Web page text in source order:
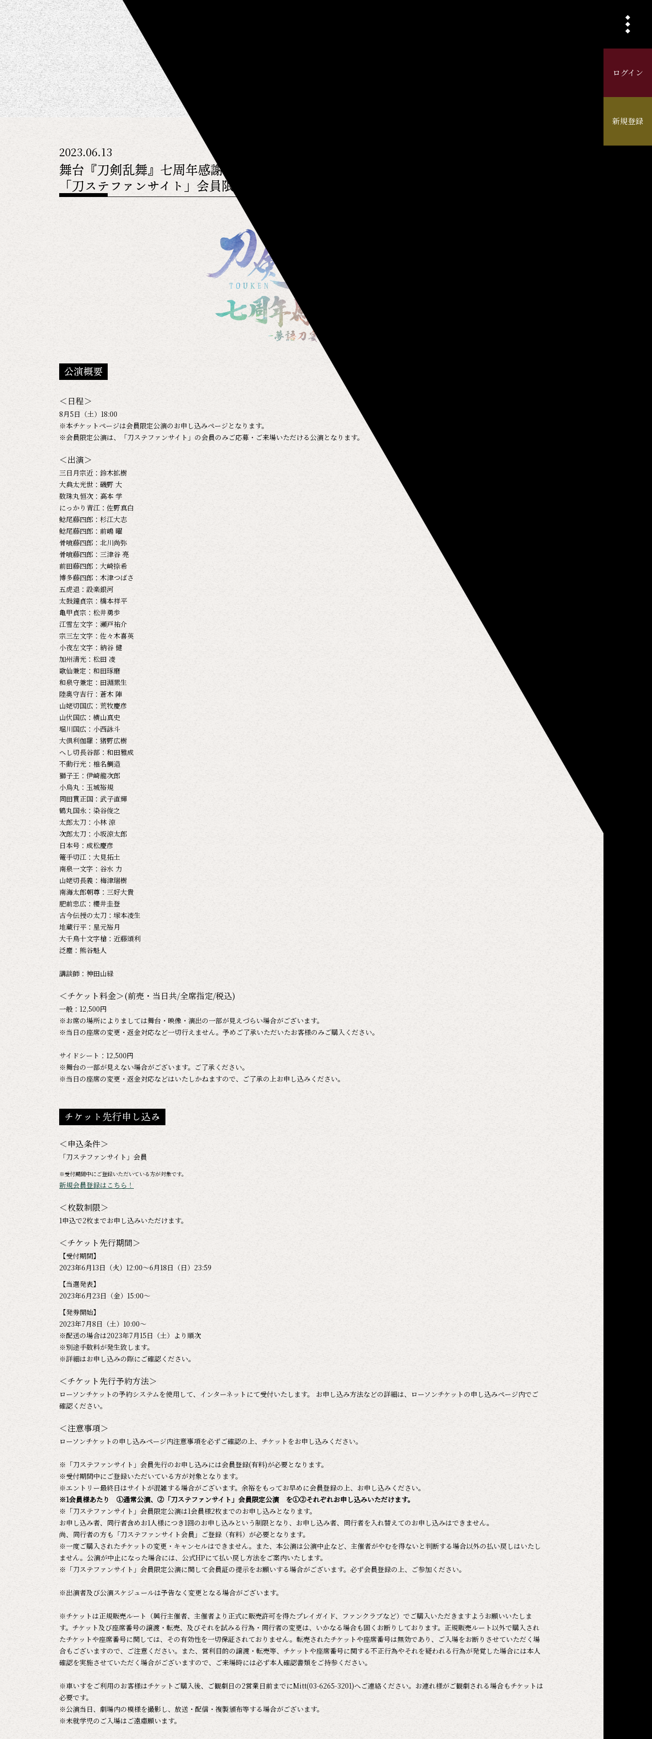
ログイン
新規登録
2023.06.13
舞台『刀剣乱舞』七周年感謝祭 -夢語刀宴會-
「刀ステファンサイト」会員限定公演2次
公演概要
＜日程＞
8月5日（土）18:00
※本チケットページは会員限定公演のお申し込みページとなります。
※会員限定公演は、「刀ステファンサイト」の会員のみご応募・ご来場いただける公演となります。
＜出演＞
三日月宗近：鈴木拡樹
大典太光世：磯野 大
数珠丸恒次：高本 学
にっかり青江：佐野真白
鯰尾藤四郎：杉江大志
鯰尾藤四郎：前嶋 曜
骨喰藤四郎：北川尚弥
骨喰藤四郎：三津谷 亮
前田藤四郎：大崎捺希
博多藤四郎：木津つばさ
五虎退：設楽銀河
太鼓鐘貞宗：橋本祥平
亀甲貞宗：松井勇歩
江雪左文字：瀬戸祐介
宗三左文字：佐々木喜英
小夜左文字：納谷 健
加州清光：松田 凌
歌仙兼定：和田琢磨
和泉守兼定：田淵累生
陸奥守吉行：蒼木 陣
山姥切国広：荒牧慶彦
山伏国広：横山真史
堀川国広：小西詠斗
大倶利伽羅：猪野広樹
へし切長谷部：和田雅成
不動行光：椎名鯛造
獅子王：伊崎龍次郎
小烏丸：玉城裕規
同田貫正国：武子直輝
鶴丸国永：染谷俊之
太郎太刀：小林 涼
次郎太刀：小坂涼太郎
日本号：成松慶彦
篭手切江：大見拓土
南泉一文字：谷水 力
山姥切長義：梅津瑞樹
南海太郎朝尊：三好大貴
肥前忠広：櫻井圭登
古今伝授の太刀：塚本凌生
地蔵行平：星元裕月
大千鳥十文字槍：近藤頌利
泛塵：熊谷魁人
講談師：神田山緑
＜チケット料金＞(前売・当日共/全席指定/税込)
一般：12,500円
※お席の場所によりましては舞台・映像・演出の一部が見えづらい場合がございます。
※当日の座席の変更・返金対応など一切行えません。予めご了承いただいたお客様のみご購入ください。
サイドシート：12,500円
※舞台の一部が見えない場合がございます。ご了承ください。
※当日の座席の変更・返金対応などはいたしかねますので、ご了承の上お申し込みください。
チケット先行申し込み
＜申込条件＞
「刀ステファンサイト」会員
※受付期間中にご登録いただいている方が対象です。
新規会員登録はこちら！
＜枚数制限＞
1申込で2枚までお申し込みいただけます。
＜チケット先行期間＞
【受付期間】
2023年6月13日（火）12:00～6月18日（日）23:59
【当選発表】
2023年6月23日（金）15:00～
【発券開始】
2023年7月8日（土）10:00～
※配送の場合は2023年7月15日（土）より順次
※別途手数料が発生致します。
※詳細はお申し込みの際にご確認ください。
＜チケット先行予約方法＞
ローソンチケットの予約システムを使用して、インターネットにて受付いたします。 お申し込み方法などの詳細は、ローソンチケットの申し込みページ内でご
確認ください。
＜注意事項＞
ローソンチケットの申し込みページ内注意事項を必ずご確認の上、チケットをお申し込みください。
※「刀ステファンサイト」会員先行のお申し込みには会員登録(有料)が必要となります。
※受付期間中にご登録いただいている方が対象となります。
※エントリー最終日はサイトが混雑する場合がございます。余裕をもってお早めに会員登録の上、お申し込みください。
※1会員様あたり ①通常公演、②「刀ステファンサイト」会員限定公演 を①②それぞれお申し込みいただけます。
※「刀ステファンサイト」会員限定公演は1会員様2枚までのお申し込みとなります。
お申し込み者、同行者含めお1人様につき1回のお申し込みという制限となり、お申し込み者、同行者を入れ替えてのお申し込みはできません。
尚、同行者の方も「刀ステファンサイト会員」ご登録（有料）が必要となります。
※一度ご購入されたチケットの変更・キャンセルはできません。また、本公演は公演中止など、主催者がやむを得ないと判断する場合以外の払い戻しはいたし
ません。公演が中止になった場合には、公式HPにて払い戻し方法をご案内いたします。
※「刀ステファンサイト」会員限定公演に関して会員証の提示をお願いする場合がございます。必ず会員登録の上、ご参加ください。
※出演者及び公演スケジュールは予告なく変更となる場合がございます。
※チケットは正規販売ルート（興行主催者、主催者より正式に販売許可を得たプレイガイド、ファンクラブなど）でご購入いただきますようお願いいたしま
す。チケット及び座席番号の譲渡・転売、及びそれを試みる行為・同行者の変更は、いかなる場合も固くお断りしております。正規販売ルート以外で購入され
たチケットや座席番号に関しては、その有効性を一切保証されておりません。転売されたチケットや座席番号は無効であり、ご入場をお断りさせていただく場
合もございますので、ご注意ください。また、営利目的の譲渡・転売等、チケットや座席番号に関する不正行為やそれを疑われる行為が発覚した場合には本人
確認を実施させていただく場合がございますので、ご来場時には必ず本人確認書類をご持参ください。
※車いすをご利用のお客様はチケットご購入後、ご観劇日の2営業日前までにMitt(03-6265-3201)へご連絡ください。お連れ様がご観劇される場合もチケットは
必要です。
※公演当日、劇場内の模様を撮影し、放送・配信・複製頒布等する場合がございます。
※未就学児のご入場はご遠慮願います。